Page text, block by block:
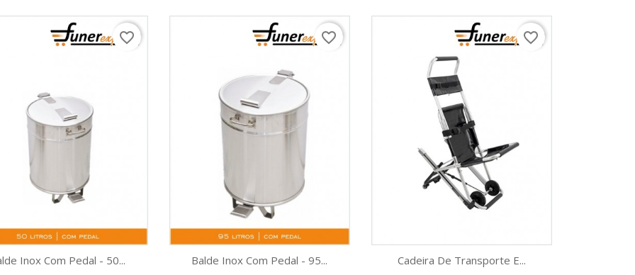
Inox Com Pedal - 50...
favorite_border
Balde Inox Com Pedal - 95...
favorite_border
Cadeira De Transporte E...
favorite_border